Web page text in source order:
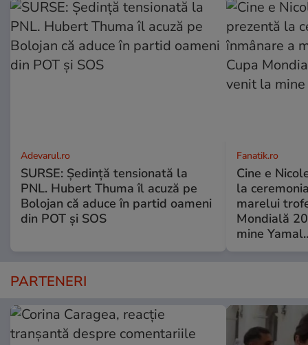
Adevarul.ro
SURSE: Ședință tensionată la
PNL. Hubert Thuma îl acuză pe
Bolojan că aduce în partid oameni
din POT și SOS
Fanatik.ro
Cine e
la
marelui
Mondială
mine
PARTENERI